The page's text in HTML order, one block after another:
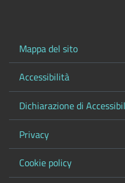
Mappa del sito
Accessibilità
Dichiarazione di
Privacy
Cookie policy